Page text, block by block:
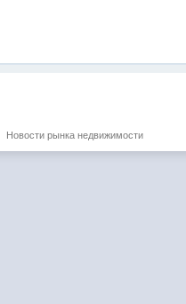
Новости рынка недвижимости